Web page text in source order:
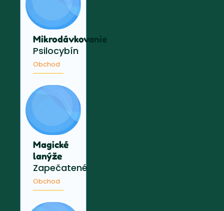
Mikrodávkovanie
Psilocybín
Obchod
Magické
lanýže
Zapečatené
Obchod